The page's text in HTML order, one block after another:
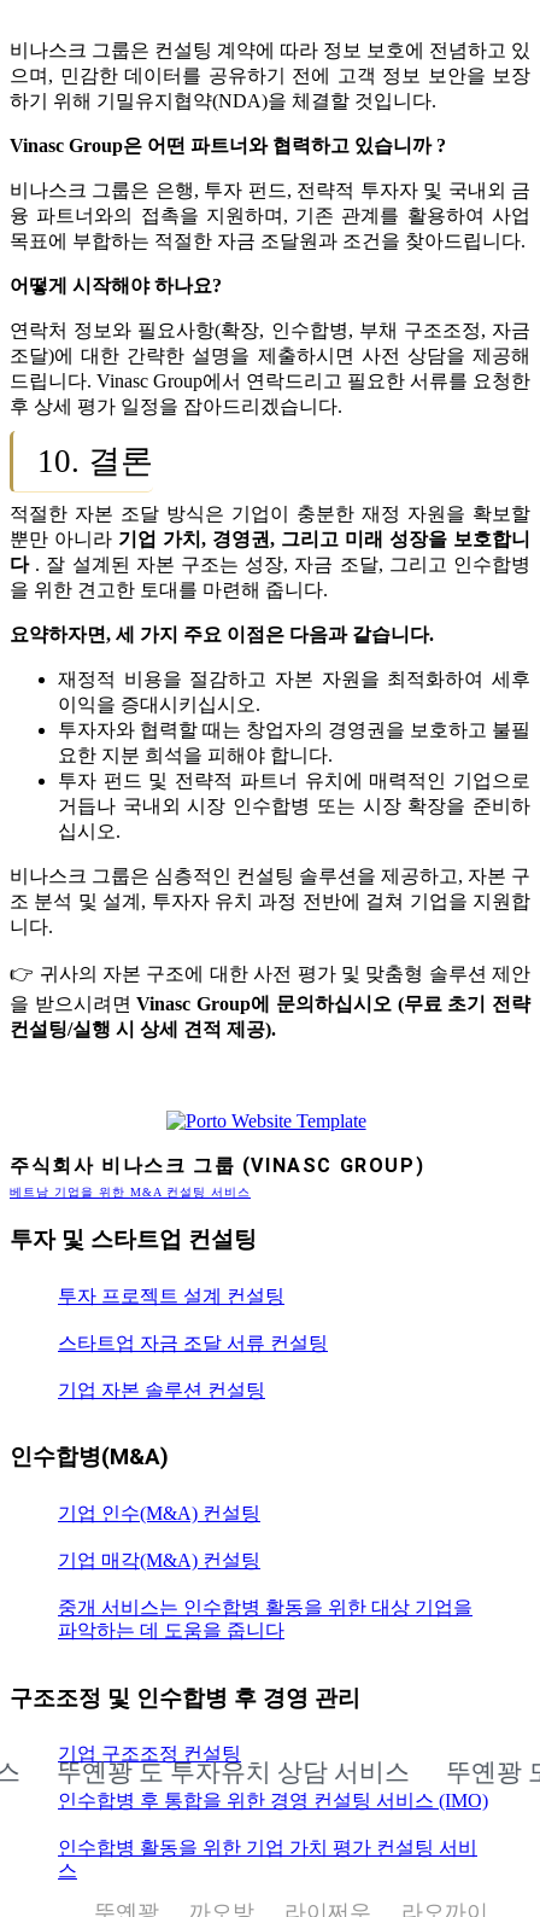
비나스크 그룹은 컨설팅 계약에 따라 정보 보호에 전념하고 있
으며, 민감한 데이터를 공유하기 전에 고객 정보 보안을 보장
하기 위해 기밀유지협약(NDA)을 체결할 것입니다.
Vinasc Group은 어떤 파트너와 협력하고 있습니까 ?
비나스크 그룹은 은행, 투자 펀드, 전략적 투자자 및 국내외 금
융 파트너와의 접촉을 지원하며, 기존 관계를 활용하여 사업
목표에 부합하는 적절한 자금 조달원과 조건을 찾아드립니다.
어떻게 시작해야 하나요?
연락처 정보와 필요사항(확장, 인수합병, 부채 구조조정, 자금
조달)에 대한 간략한 설명을 제출하시면 사전 상담을 제공해
드립니다. Vinasc Group에서 연락드리고 필요한 서류를 요청한
후 상세 평가 일정을 잡아드리겠습니다.
10. 결론
적절한 자본 조달 방식은 기업이 충분한 재정 자원을 확보할
뿐만 아니라 기업 가치, 경영권, 그리고 미래 성장을 보호합니
다 . 잘 설계된 자본 구조는 성장, 자금 조달, 그리고 인수합병
을 위한 견고한 토대를 마련해 줍니다.
요약하자면, 세 가지 주요 이점은 다음과 같습니다.
재정적 비용을 절감하고 자본 자원을 최적화하여 세후
이익을 증대시키십시오.
투자자와 협력할 때는 창업자의 경영권을 보호하고 불필
요한 지분 희석을 피해야 합니다.
투자 펀드 및 전략적 파트너 유치에 매력적인 기업으로
거듭나 국내외 시장 인수합병 또는 시장 확장을 준비하
십시오.
비나스크 그룹은 심층적인 컨설팅 솔루션을 제공하고, 자본 구
조 분석 및 설계, 투자자 유치 과정 전반에 걸쳐 기업을 지원합
니다.
👉 귀사의 자본 구조에 대한 사전 평가 및 맞춤형 솔루션 제안
을 받으시려면Vinasc Group에 문의하십시오 (무료 초기 전략
컨설팅/실행 시 상세 견적 제공).
주식회사 비나스크 그룹 (VINASC GROUP)
베트남 기업을 위한 M&A 컨설팅 서비스
투자 및 스타트업 컨설팅
투자 프로젝트 설계 컨설팅
스타트업 자금 조달 서류 컨설팅
기업 자본 솔루션 컨설팅
인수합병(M&A)
기업 인수(M&A) 컨설팅
기업 매각(M&A) 컨설팅
중개 서비스는 인수합병 활동을 위한 대상 기업을
파악하는 데 도움을 줍니다
구조조정 및 인수합병 후 경영 관리
기업 구조조정 컨설팅
인수합병 후 통합을 위한 경영 컨설팅 서비스 (IMO)
인수합병 활동을 위한 기업 가치 평가 컨설팅 서비
스
도 투자유치 상담 서비스 뚜옌꽝 도 기업 인